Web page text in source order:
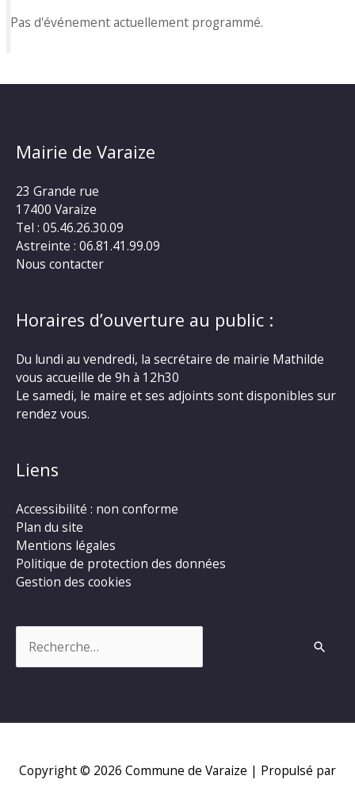
Pas d'événement actuellement programmé.
Mairie de Varaize
23 Grande rue
17400 Varaize
Tel : 05.46.26.30.09
Astreinte : 06.81.41.99.09
Nous contacter
Horaires d’ouverture au public :
Du lundi au vendredi, la secrétaire de mairie Mathilde
vous accueille de 9h à 12h30
Le samedi, le maire et ses adjoints sont disponibles sur
rendez vous.
Liens
Accessibilité : non conforme
Plan du site
Mentions légales
Politique de protection des données
Gestion des cookies
Copyright © 2026 Commune de Varaize | Propulsé par